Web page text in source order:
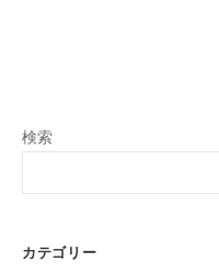
検索
カテゴリー